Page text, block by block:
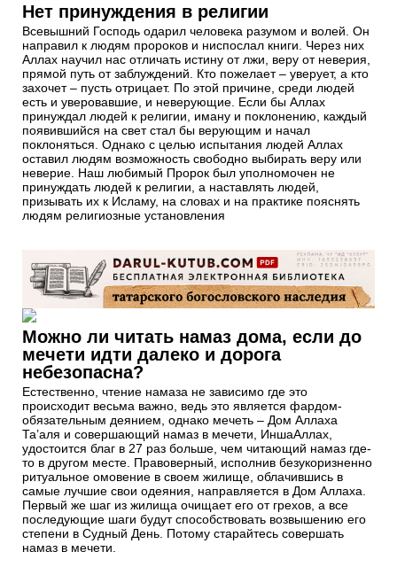
Нет принуждения в религии
Всевышний Господь одарил человека разумом и волей. Он
направил к людям пророков и ниспослал книги. Через них
Аллах научил нас отличать истину от лжи, веру от неверия,
прямой путь от заблуждений. Кто пожелает – уверует, а кто
захочет – пусть отрицает. По этой причине, среди людей
есть и уверовавшие, и неверующие. Если бы Аллах
принуждал людей к религии, иману и поклонению, каждый
появившийся на свет стал бы верующим и начал
поклоняться. Однако с целью испытания людей Аллах
оставил людям возможность свободно выбирать веру или
неверие. Наш любимый Пророк был уполномочен не
принуждать людей к религии, а наставлять людей,
призывать их к Исламу, на словах и на практике пояснять
людям религиозные установления
Можно ли читать намаз дома, если до
мечети идти далеко и дорога
небезопасна?
Естественно, чтение намаза не зависимо где это
происходит весьма важно, ведь это является фардом-
обязательным деянием, однако мечеть – Дом Аллаха
Та’аля и совершающий намаз в мечети, ИншаАллах,
удостоится благ в 27 раз больше, чем читающий намаз где-
то в другом месте. Правоверный, исполнив безукоризненно
ритуальное омовение в своем жилище, облачившись в
самые лучшие свои одеяния, направляется в Дом Аллаха.
Первый же шаг из жилища очищает его от грехов, а все
последующие шаги будут способствовать возвышению его
степени в Судный День. Потому старайтесь совершать
намаз в мечети.